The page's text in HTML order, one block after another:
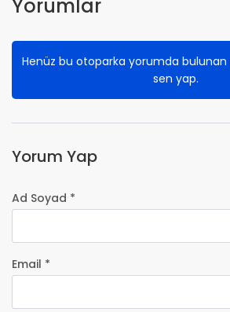
Yorumlar
Henüz bu otoparka yorumda bulunan
sen yap.
Yorum Yap
Ad Soyad *
Email *